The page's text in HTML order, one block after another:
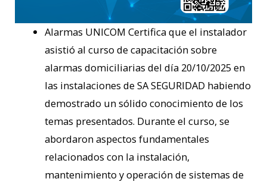
Alarmas UNICOM Certifica que el instalador
asistió al curso de capacitación sobre
alarmas domiciliarias del día 20/10/2025 en
las instalaciones de SA SEGURIDAD habiendo
demostrado un sólido conocimiento de los
temas presentados. Durante el curso, se
abordaron aspectos fundamentales
relacionados con la instalación,
mantenimiento y operación de sistemas de